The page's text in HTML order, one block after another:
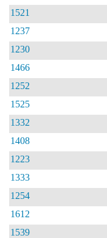
1521
1237
1230
1466
1252
1525
1332
1408
1223
1333
1254
1612
1539